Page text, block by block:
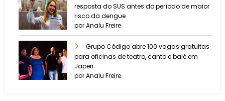
resposta do SUS antes do período de maior
risco da dengue
por Analu Freire
Grupo Código abre 100 vagas gratuitas
para oficinas de teatro, canto e balé em
Japeri
por Analu Freire